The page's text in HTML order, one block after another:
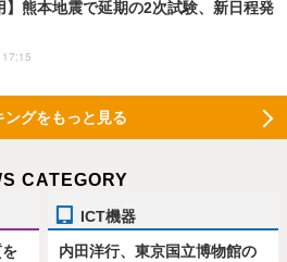
】熊本地震で延期の2次試験、新日程発
ングをもっと見る
CATEGORY
ICT機器
内田洋行、東京国立博物館の